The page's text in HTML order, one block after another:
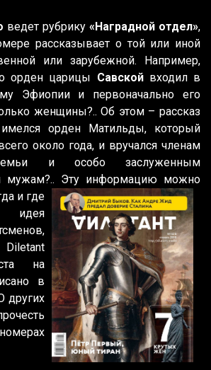
ведет рубрику «Наградной отдел»,
рассказывает о той или иной
или зарубежной. Например,
орден царицы Савскойвходил в
Эфиопии и первоначально его
женщины?.. Об этом – рассказ
орден Матильды, который
около года, и вручался членам
и особо заслуженным
мужам?.. Эту информацию можно
и где
идея
на
в
других